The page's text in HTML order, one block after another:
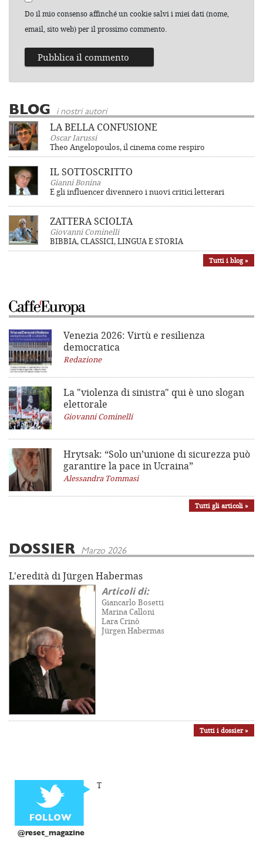
Do il mio consenso affinché un cookie salvi i miei dati (nome,
email, sito web) per il prossimo commento.
BLOG i nostri autori
LA BELLA CONFUSIONE
Oscar Iarussi
Theo Angelopoulos, il cinema come respiro
IL SOTTOSCRITTO
Gianni Bonina
E gli influencer divennero i nuovi critici letterari
ZATTERA SCIOLTA
Giovanni Cominelli
BIBBIA, CLASSICI, LINGUA E STORIA
Tutti i blog »
Venezia 2026: Virtù e resilienza
democratica
Redazione
La "violenza di sinistra" qui è uno slogan
elettorale
Giovanni Cominelli
Hrytsak: “Solo un’unione di sicurezza può
garantire la pace in Ucraina”
Alessandra Tommasi
Tutti gli articoli »
DOSSIER Marzo 2026
L'eredità di Jürgen Habermas
Articoli di:
Giancarlo Bosetti
Marina Calloni
Lara Crinò
Jürgen Habermas
Tutti i dossier »
@reset_magazine
T